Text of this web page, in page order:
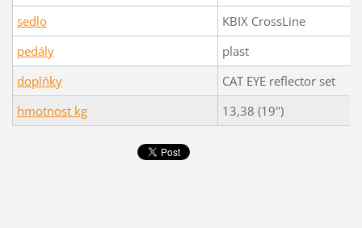
sedlo
KBIX CrossLine
pedály
plast
doplňky
CAT EYE reflector set
hmotnost kg
13,38 (19")